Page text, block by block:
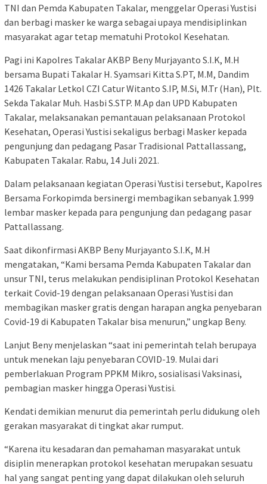
TNI dan Pemda Kabupaten Takalar, menggelar Operasi Yustisi
dan berbagi masker ke warga sebagai upaya mendisiplinkan
masyarakat agar tetap mematuhi Protokol Kesehatan.
Pagi ini Kapolres Takalar AKBP Beny Murjayanto S.I.K, M.H
bersama Bupati Takalar H. Syamsari Kitta S.PT, M.M, Dandim
1426 Takalar Letkol CZI Catur Witanto S.IP, M.Si, M.Tr (Han), Plt.
Sekda Takalar Muh. Hasbi S.STP. M.Ap dan UPD Kabupaten
Takalar, melaksanakan pemantauan pelaksanaan Protokol
Kesehatan, Operasi Yustisi sekaligus berbagi Masker kepada
pengunjung dan pedagang Pasar Tradisional Pattallassang,
Kabupaten Takalar. Rabu, 14 Juli 2021.
Dalam pelaksanaan kegiatan Operasi Yustisi tersebut, Kapolres
Bersama Forkopimda bersinergi membagikan sebanyak 1.999
lembar masker kepada para pengunjung dan pedagang pasar
Pattallassang.
Saat dikonfirmasi AKBP Beny Murjayanto S.I.K, M.H
mengatakan, “Kami bersama Pemda Kabupaten Takalar dan
unsur TNI, terus melakukan pendisiplinan Protokol Kesehatan
terkait Covid-19 dengan pelaksanaan Operasi Yustisi dan
membagikan masker gratis dengan harapan angka penyebaran
Covid-19 di Kabupaten Takalar bisa menurun,” ungkap Beny.
Lanjut Beny menjelaskan “saat ini pemerintah telah berupaya
untuk menekan laju penyebaran COVID-19. Mulai dari
pemberlakuan Program PPKM Mikro, sosialisasi Vaksinasi,
pembagian masker hingga Operasi Yustisi.
Kendati demikian menurut dia pemerintah perlu didukung oleh
gerakan masyarakat di tingkat akar rumput.
“Karena itu kesadaran dan pemahaman masyarakat untuk
disiplin menerapkan protokol kesehatan merupakan sesuatu
hal yang sangat penting yang dapat dilakukan oleh seluruh